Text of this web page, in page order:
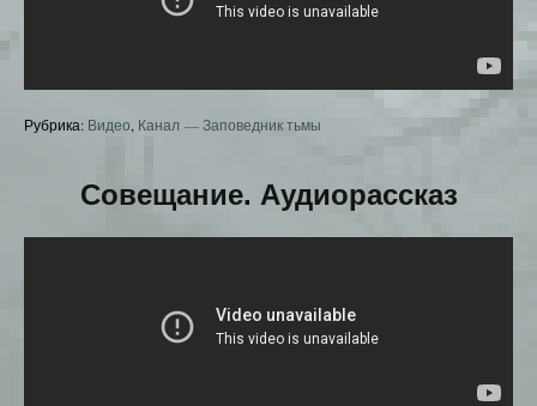
Рубрика: Видео Канал — Заповедник тьмы
Совещание. Аудиорассказ